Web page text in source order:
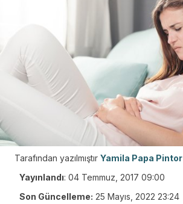
Tarafından yazılmıştır Yamila Papa Pintor
Yayınlandı: 04 Temmuz, 2017 09:00
Son Güncelleme: 25 Mayıs, 2022 23:24